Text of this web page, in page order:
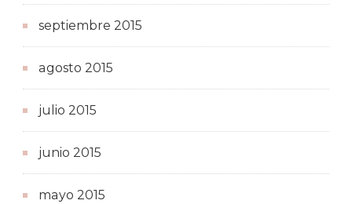
septiembre 2015
agosto 2015
julio 2015
junio 2015
mayo 2015